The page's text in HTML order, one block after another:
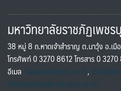
มหาวิทยาลัยราชภัฏเพชร
38 หมู่ 8 ถ.หาดเจ้าสำราญ ต.นาวุ้ง อ.เมื
โทรศัพท์ 0 3270 8612 โทรสาร 0
อีเมล saraban@pbru.ac.th,
international@mail.pbru.ac.th